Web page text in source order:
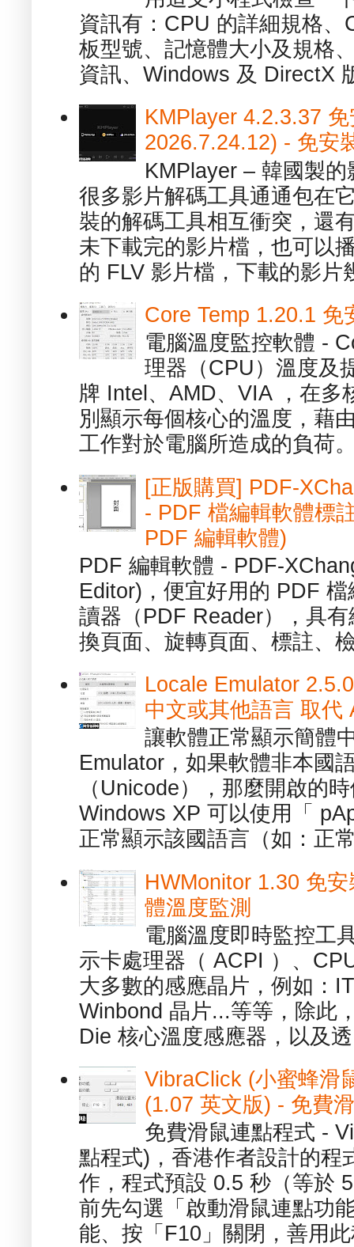
資訊有：CPU 的詳細規格
板型號、記憶體大小及規格
資訊、Windows 及 DirectX
KMPlayer 4.2.3.37
2026.7.24.12) - 免安
KMPlayer – 韓國製
很多影片解碼工具通通包在
裝的解碼工具相互衝突，還
未下載完的影片檔，也可以
的 FLV 影片檔，下載的影片
Core Temp 1.20.1 免
電腦溫度監控軟體 -
理器（CPU）溫度及
牌 Intel、AMD、VIA ，在多
別顯示每個核心的溫度，藉
工作對於電腦所造成的負荷
[正版購買] PDF-
- PDF 檔編輯軟體標
PDF 編輯軟體)
PDF 編輯軟體 - PDF-
Editor)，便宜好用的 PDF
讀器（PDF Reader），具
換頁面、旋轉頁面、標註、
Locale Emulator
中文或其他語言 取代
讓軟體正常顯示簡體
Emulator，如果軟體非本國
（Unicode），那麼開啟的
Windows XP 可以使用「
正常顯示該國語言（如：正
HWMonitor 1.30 免
體溫度監測
電腦溫度即時監控工
示卡處理器（ ACPI ）、
大多數的感應晶片，例如：
Winbond 晶片...等等，除此
Die 核心溫度感應器，以及
VibraClick (小蜜蜂滑
(1.07 英文版) - 免費
免費滑鼠連點程式 -
點程式)，香港作者設計的程
作，程式預設 0.5 秒（等於
前先勾選「啟動滑鼠連點功
能、按「F10」關閉，善用